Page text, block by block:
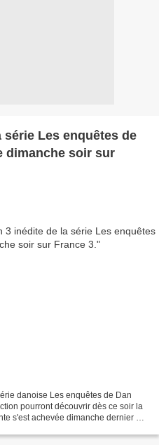
Les enquêtes de
dimanche soir sur
danoise Les enquêtes de Dan
pourront découvrir dès ce soir la
s'est achevée dimanche dernier sur